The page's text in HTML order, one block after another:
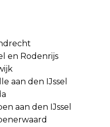
en Rodenrijs
aan den IJssel
aan den IJssel